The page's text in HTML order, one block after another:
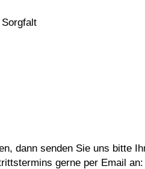
dann senden Sie uns bitte
gerne per Email an: